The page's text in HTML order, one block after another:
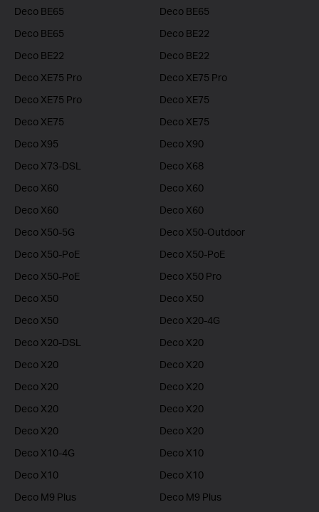
Deco BE65
Deco BE65
Deco BE65
Deco BE22
Deco BE22
Deco BE22
Deco XE75 Pro
Deco XE75 Pro
Deco XE75 Pro
Deco XE75
Deco XE75
Deco XE75
Deco X95
Deco X90
Deco X73-DSL
Deco X68
Deco X60
Deco X60
Deco X60
Deco X60
Deco X50-5G
Deco X50-Outdoor
Deco X50-PoE
Deco X50-PoE
Deco X50-PoE
Deco X50 Pro
Deco X50
Deco X50
Deco X50
Deco X20-4G
Deco X20-DSL
Deco X20
Deco X20
Deco X20
Deco X20
Deco X20
Deco X20
Deco X20
Deco X20
Deco X20
Deco X10-4G
Deco X10
Deco X10
Deco X10
Deco M9 Plus
Deco M9 Plus